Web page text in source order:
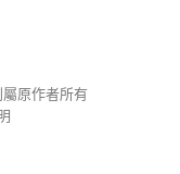
原作者所有